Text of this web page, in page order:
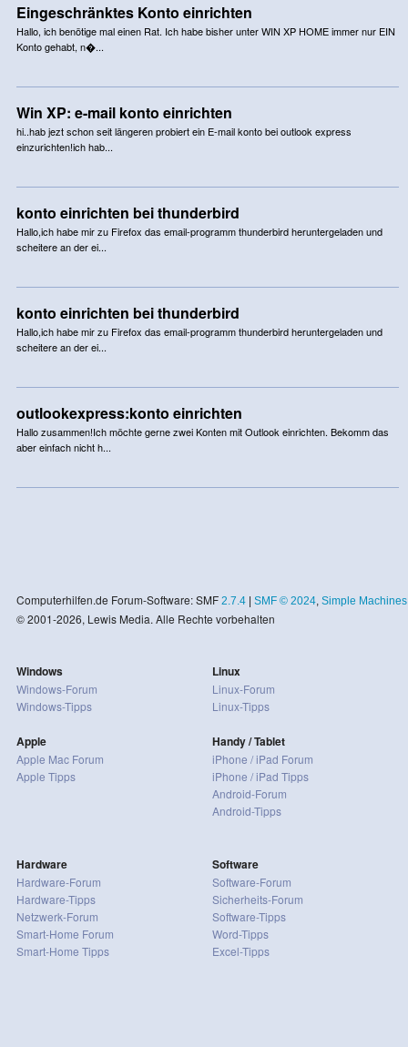
Eingeschränktes Konto einrichten
Hallo, ich benötige mal einen Rat. Ich habe bisher unter WIN XP HOME immer nur EIN
Konto gehabt, n�...
Win XP: e-mail konto einrichten
hi..hab jezt schon seit längeren probiert ein E-mail konto bei outlook express
einzurichten!ich hab...
konto einrichten bei thunderbird
Hallo,ich habe mir zu Firefox das email-programm thunderbird heruntergeladen und
scheitere an der ei...
konto einrichten bei thunderbird
Hallo,ich habe mir zu Firefox das email-programm thunderbird heruntergeladen und
scheitere an der ei...
outlookexpress:konto einrichten
Hallo zusammen!Ich möchte gerne zwei Konten mit Outlook einrichten. Bekomm das
aber einfach nicht h...
Computerhilfen.de Forum-Software: SMF 2.7.4| SMF © 2024, Simple Machines
© 2001-2026, Lewis Media. Alle Rechte vorbehalten
Windows
Windows-Forum
Windows-Tipps
Apple
Apple Mac Forum
Apple Tipps
Linux
Linux-Forum
Linux-Tipps
Handy / Tablet
iPhone / iPad Forum
iPhone / iPad Tipps
Android-Forum
Android-Tipps
Hardware
Hardware-Forum
Hardware-Tipps
Netzwerk-Forum
Smart-Home Forum
Smart-Home Tipps
Software
Software-Forum
Sicherheits-Forum
Software-Tipps
Word-Tipps
Excel-Tipps